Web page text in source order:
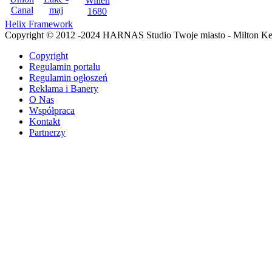
Helix Framework
Copyright © 2012 -2024 HARNAS Studio Twoje miasto - Milton
Copyright
Regulamin portalu
Regulamin ogłoszeń
Reklama i Banery
O Nas
Współpraca
Kontakt
Partnerzy